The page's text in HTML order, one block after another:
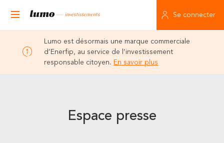
Se connecter
Lumo est désormais une marque commerciale
d’Enerfip, au service de l’investissement
responsable citoyen. En savoir plus
Espace presse